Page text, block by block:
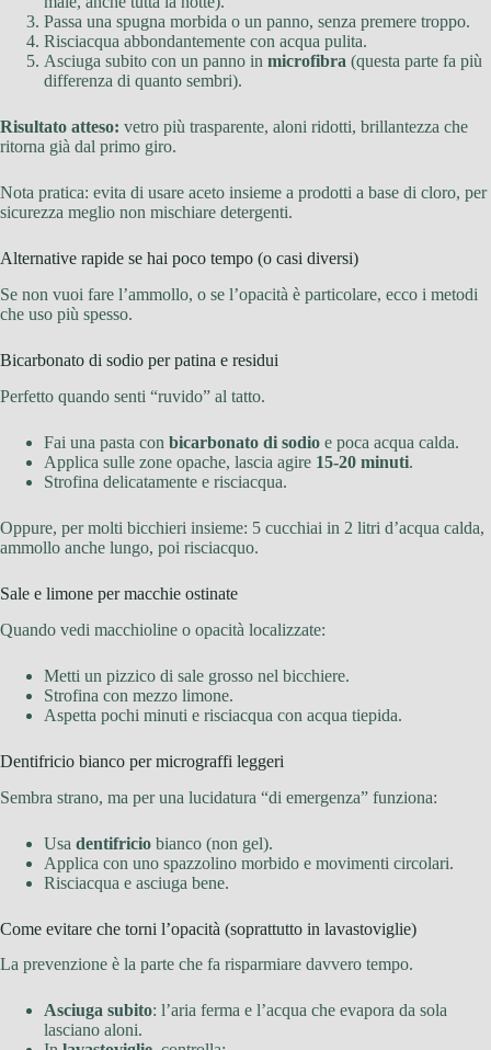
Passa una spugna morbida o un panno, senza premere troppo.
Risciacqua abbondantemente con acqua pulita.
Asciuga subito con un panno in microfibra (questa parte fa più
differenza di quanto sembri).
Risultato atteso: vetro più trasparente, aloni ridotti, brillantezza che
ritorna già dal primo giro.
Nota pratica: evita di usare aceto insieme a prodotti a base di cloro, per
sicurezza meglio non mischiare detergenti.
Alternative rapide se hai poco tempo (o casi diversi)
Se non vuoi fare l’ammollo, o se l’opacità è particolare, ecco i metodi
che uso più spesso.
Bicarbonato di sodio per patina e residui
Perfetto quando senti “ruvido” al tatto.
Fai una pasta con bicarbonato di sodio e poca acqua calda.
Applica sulle zone opache, lascia agire 15-20 minuti.
Strofina delicatamente e risciacqua.
Oppure, per molti bicchieri insieme: 5 cucchiai in 2 litri d’acqua calda,
ammollo anche lungo, poi risciacquo.
Sale e limone per macchie ostinate
Quando vedi macchioline o opacità localizzate:
Metti un pizzico di sale grosso nel bicchiere.
Strofina con mezzo limone.
Aspetta pochi minuti e risciacqua con acqua tiepida.
Dentifricio bianco per micrograffi leggeri
Sembra strano, ma per una lucidatura “di emergenza” funziona:
Usa dentifricio bianco (non gel).
Applica con uno spazzolino morbido e movimenti circolari.
Risciacqua e asciuga bene.
Come evitare che torni l’opacità (soprattutto in lavastoviglie)
La prevenzione è la parte che fa risparmiare davvero tempo.
Asciuga subito: l’aria ferma e l’acqua che evapora da sola
lasciano aloni.